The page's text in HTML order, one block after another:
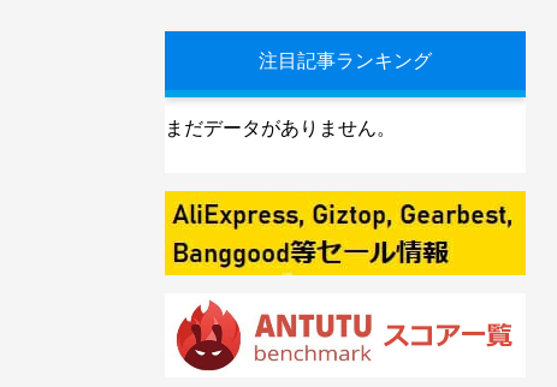
注目記事ランキング
まだデータがありません。